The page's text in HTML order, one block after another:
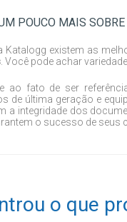
POUCO MAIS SOBRE
Katalogg existem as
. Você pode achar
ao fato de ser
de última geração e
a integridade dos
o sucesso de seus
o que